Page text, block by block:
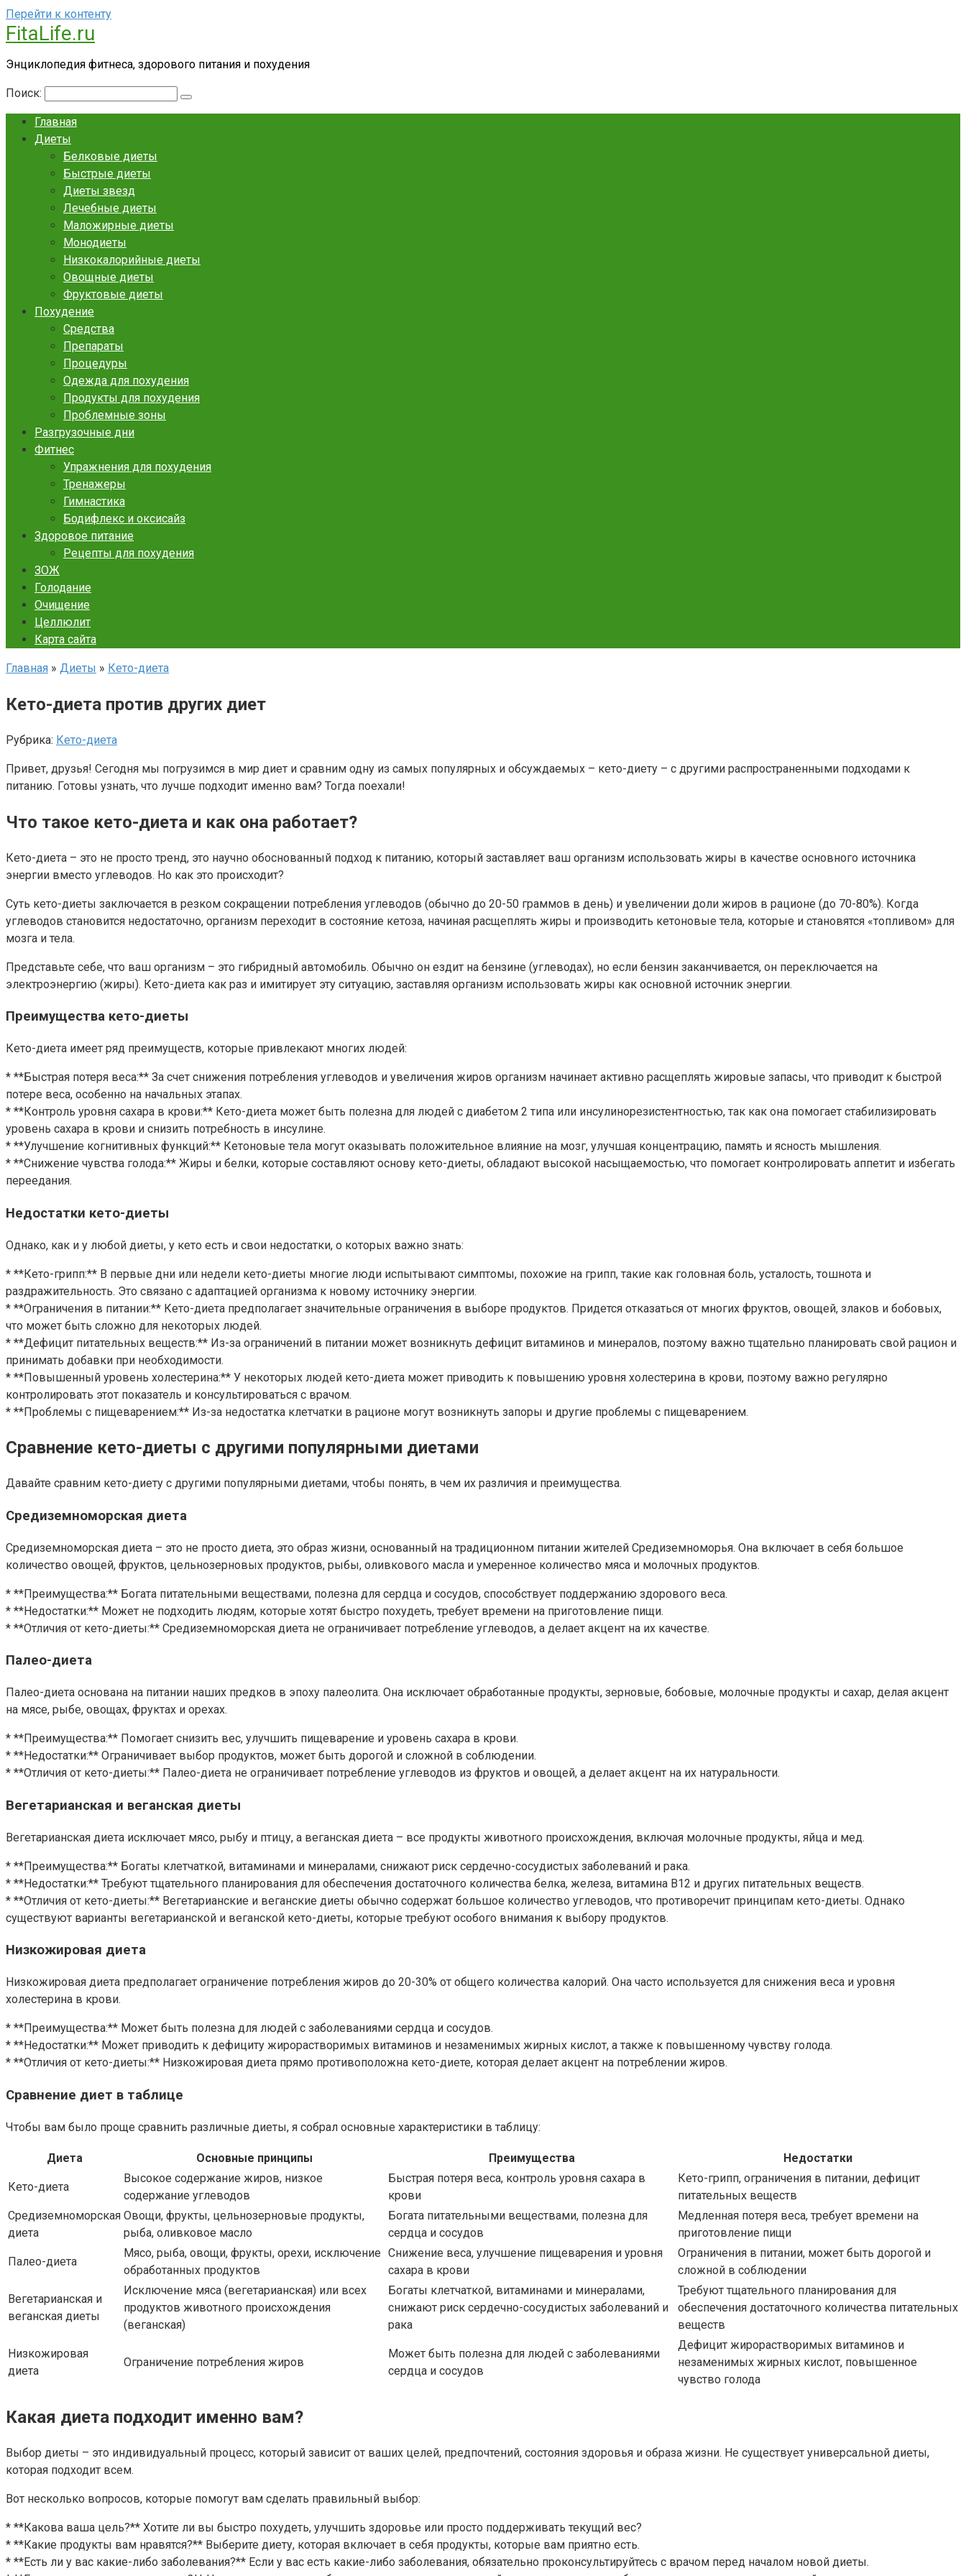
Перейти к контенту
FitaLife.ru
Энциклопедия фитнеса, здорового питания и похудения
Поиск:
Главная
Диеты
Белковые диеты
Быстрые диеты
Диеты звезд
Лечебные диеты
Маложирные диеты
Монодиеты
Низкокалорийные диеты
Овощные диеты
Фруктовые диеты
Похудение
Средства
Препараты
Процедуры
Одежда для похудения
Продукты для похудения
Проблемные зоны
Разгрузочные дни
Фитнес
Упражнения для похудения
Тренажеры
Гимнастика
Бодифлекс и оксисайз
Здоровое питание
Рецепты для похудения
ЗОЖ
Голодание
Очищение
Целлюлит
Карта сайта
Главная » Диеты » Кето-диета
Кето-диета против других диет
Рубрика: Кето-диета
Привет, друзья! Сегодня мы погрузимся в мир диет и сравним одну из самых популярных и обсуждаемых – кето-диету – с другими распространенными подходами к
питанию. Готовы узнать, что лучше подходит именно вам? Тогда поехали!
Что такое кето-диета и как она работает?
Кето-диета – это не просто тренд, это научно обоснованный подход к питанию, который заставляет ваш организм использовать жиры в качестве основного источника
энергии вместо углеводов. Но как это происходит?
Суть кето-диеты заключается в резком сокращении потребления углеводов (обычно до 20-50 граммов в день) и увеличении доли жиров в рационе (до 70-80%). Когда
углеводов становится недостаточно, организм переходит в состояние кетоза, начиная расщеплять жиры и производить кетоновые тела, которые и становятся «топливом» для
мозга и тела.
Представьте себе, что ваш организм – это гибридный автомобиль. Обычно он ездит на бензине (углеводах), но если бензин заканчивается, он переключается на
электроэнергию (жиры). Кето-диета как раз и имитирует эту ситуацию, заставляя организм использовать жиры как основной источник энергии.
Преимущества кето-диеты
Кето-диета имеет ряд преимуществ, которые привлекают многих людей:
* **Быстрая потеря веса:** За счет снижения потребления углеводов и увеличения жиров организм начинает активно расщеплять жировые запасы, что приводит к быстрой
потере веса, особенно на начальных этапах.
* **Контроль уровня сахара в крови:** Кето-диета может быть полезна для людей с диабетом 2 типа или инсулинорезистентностью, так как она помогает стабилизировать
уровень сахара в крови и снизить потребность в инсулине.
* **Улучшение когнитивных функций:** Кетоновые тела могут оказывать положительное влияние на мозг, улучшая концентрацию, память и ясность мышления.
* **Снижение чувства голода:** Жиры и белки, которые составляют основу кето-диеты, обладают высокой насыщаемостью, что помогает контролировать аппетит и избегать
переедания.
Недостатки кето-диеты
Однако, как и у любой диеты, у кето есть и свои недостатки, о которых важно знать:
* **Кето-грипп:** В первые дни или недели кето-диеты многие люди испытывают симптомы, похожие на грипп, такие как головная боль, усталость, тошнота и
раздражительность. Это связано с адаптацией организма к новому источнику энергии.
* **Ограничения в питании:** Кето-диета предполагает значительные ограничения в выборе продуктов. Придется отказаться от многих фруктов, овощей, злаков и бобовых,
что может быть сложно для некоторых людей.
* **Дефицит питательных веществ:** Из-за ограничений в питании может возникнуть дефицит витаминов и минералов, поэтому важно тщательно планировать свой рацион и
принимать добавки при необходимости.
* **Повышенный уровень холестерина:** У некоторых людей кето-диета может приводить к повышению уровня холестерина в крови, поэтому важно регулярно
контролировать этот показатель и консультироваться с врачом.
* **Проблемы с пищеварением:** Из-за недостатка клетчатки в рационе могут возникнуть запоры и другие проблемы с пищеварением.
Сравнение кето-диеты с другими популярными диетами
Давайте сравним кето-диету с другими популярными диетами, чтобы понять, в чем их различия и преимущества.
Средиземноморская диета
Средиземноморская диета – это не просто диета, это образ жизни, основанный на традиционном питании жителей Средиземноморья. Она включает в себя большое
количество овощей, фруктов, цельнозерновых продуктов, рыбы, оливкового масла и умеренное количество мяса и молочных продуктов.
* **Преимущества:** Богата питательными веществами, полезна для сердца и сосудов, способствует поддержанию здорового веса.
* **Недостатки:** Может не подходить людям, которые хотят быстро похудеть, требует времени на приготовление пищи.
* **Отличия от кето-диеты:** Средиземноморская диета не ограничивает потребление углеводов, а делает акцент на их качестве.
Палео-диета
Палео-диета основана на питании наших предков в эпоху палеолита. Она исключает обработанные продукты, зерновые, бобовые, молочные продукты и сахар, делая акцент
на мясе, рыбе, овощах, фруктах и орехах.
* **Преимущества:** Помогает снизить вес, улучшить пищеварение и уровень сахара в крови.
* **Недостатки:** Ограничивает выбор продуктов, может быть дорогой и сложной в соблюдении.
* **Отличия от кето-диеты:** Палео-диета не ограничивает потребление углеводов из фруктов и овощей, а делает акцент на их натуральности.
Вегетарианская и веганская диеты
Вегетарианская диета исключает мясо, рыбу и птицу, а веганская диета – все продукты животного происхождения, включая молочные продукты, яйца и мед.
* **Преимущества:** Богаты клетчаткой, витаминами и минералами, снижают риск сердечно-сосудистых заболеваний и рака.
* **Недостатки:** Требуют тщательного планирования для обеспечения достаточного количества белка, железа, витамина B12 и других питательных веществ.
* **Отличия от кето-диеты:** Вегетарианские и веганские диеты обычно содержат большое количество углеводов, что противоречит принципам кето-диеты. Однако
существуют варианты вегетарианской и веганской кето-диеты, которые требуют особого внимания к выбору продуктов.
Низкожировая диета
Низкожировая диета предполагает ограничение потребления жиров до 20-30% от общего количества калорий. Она часто используется для снижения веса и уровня
холестерина в крови.
* **Преимущества:** Может быть полезна для людей с заболеваниями сердца и сосудов.
* **Недостатки:** Может приводить к дефициту жирорастворимых витаминов и незаменимых жирных кислот, а также к повышенному чувству голода.
* **Отличия от кето-диеты:** Низкожировая диета прямо противоположна кето-диете, которая делает акцент на потреблении жиров.
Сравнение диет в таблице
Чтобы вам было проще сравнить различные диеты, я собрал основные характеристики в таблицу:
Диета Основные принципы Преимущества Недостатки
Кето-диета
Высокое содержание жиров, низкое
содержание углеводов
Быстрая потеря веса, контроль уровня сахара в
крови
Кето-грипп, ограничения в питании, дефицит
питательных веществ
Средиземноморская
диета
Овощи, фрукты, цельнозерновые продукты,
рыба, оливковое масло
Богата питательными веществами, полезна для
сердца и сосудов
Медленная потеря веса, требует времени на
приготовление пищи
Палео-диета
Мясо, рыба, овощи, фрукты, орехи, исключение
обработанных продуктов
Снижение веса, улучшение пищеварения и уровня
сахара в крови
Ограничения в питании, может быть дорогой и
сложной в соблюдении
Вегетарианская и
веганская диеты
Исключение мяса (вегетарианская) или всех
продуктов животного происхождения
(веганская)
Богаты клетчаткой, витаминами и минералами,
снижают риск сердечно-сосудистых заболеваний и
рака
Требуют тщательного планирования для
обеспечения достаточного количества питательных
веществ
Низкожировая
диета
Ограничение потребления жиров
Может быть полезна для людей с заболеваниями
сердца и сосудов
Дефицит жирорастворимых витаминов и
незаменимых жирных кислот, повышенное
чувство голода
Какая диета подходит именно вам?
Выбор диеты – это индивидуальный процесс, который зависит от ваших целей, предпочтений, состояния здоровья и образа жизни. Не существует универсальной диеты,
которая подходит всем.
Вот несколько вопросов, которые помогут вам сделать правильный выбор:
* **Какова ваша цель?** Хотите ли вы быстро похудеть, улучшить здоровье или просто поддерживать текущий вес?
* **Какие продукты вам нравятся?** Выберите диету, которая включает в себя продукты, которые вам приятно есть.
* **Есть ли у вас какие-либо заболевания?** Если у вас есть какие-либо заболевания, обязательно проконсультируйтесь с врачом перед началом новой диеты.